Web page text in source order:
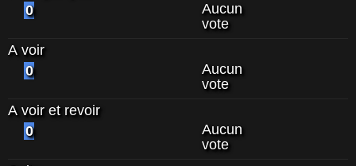
0
Aucun
vote
A voir
0
Aucun
vote
A voir et revoir
0
Aucun
vote